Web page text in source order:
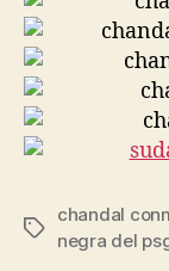
Etiquetas
chandal
negra del